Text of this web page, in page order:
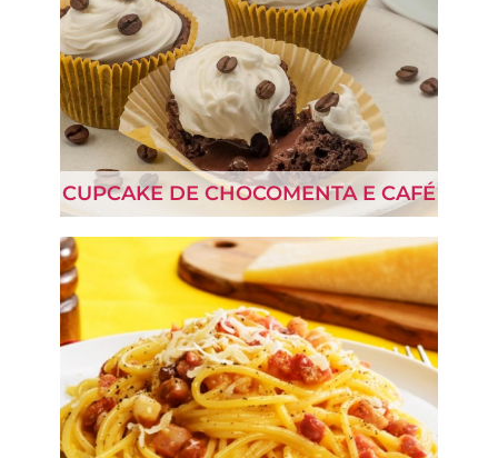
CUPCAKE DE CHOCOMENTA E CAFÉ